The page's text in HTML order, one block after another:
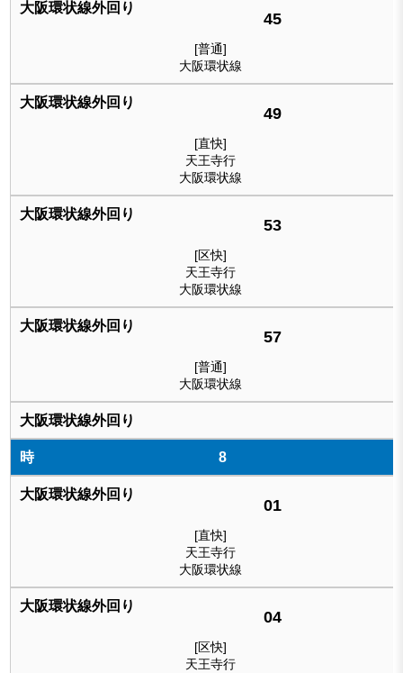
45
[普通]
大阪環状線
49
[直快]
天王寺行
大阪環状線
53
[区快]
天王寺行
大阪環状線
57
[普通]
大阪環状線
8
01
[直快]
天王寺行
大阪環状線
04
[区快]
天王寺行